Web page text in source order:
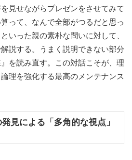
見せながらプレゼンをさせてみて
って、なんで全部がつるだと思っ
いった親の素朴な問いに対して、
説する。うまく説明できない部分
を読み直す。この対話こそが、理
理を強化する最高のメンテナンス
見による「多角的な視点」